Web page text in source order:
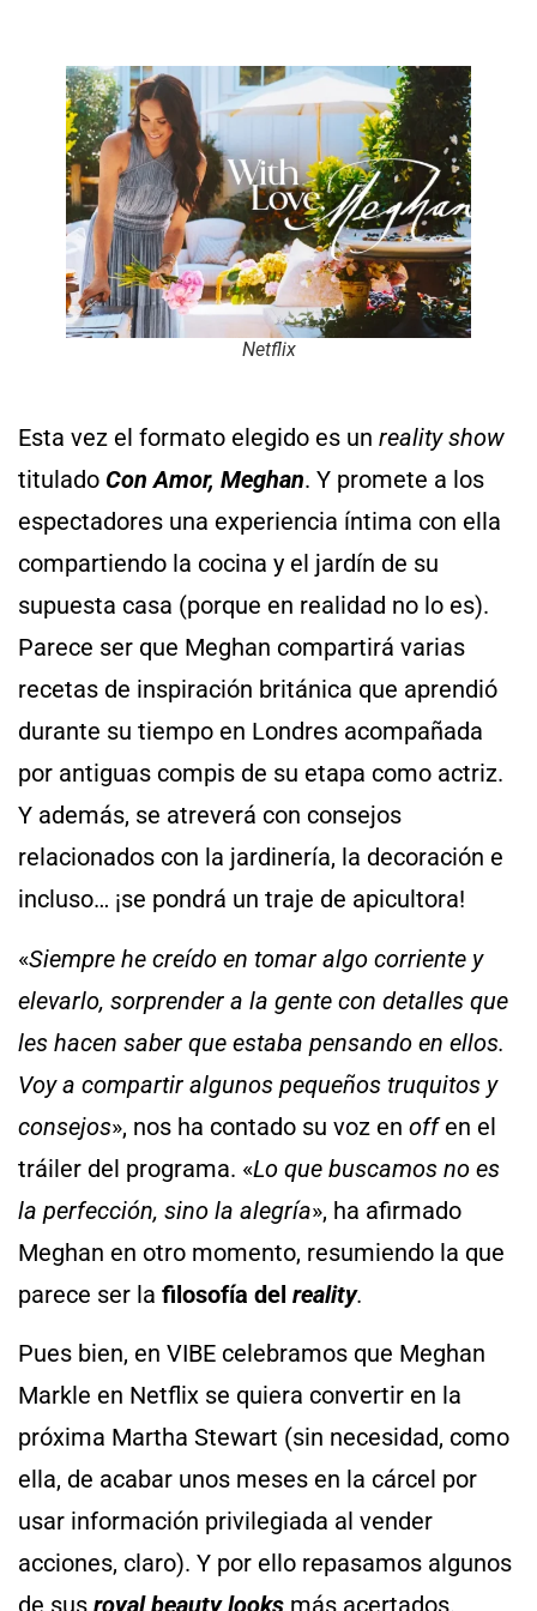
Netflix
Esta vez el formato elegido es un reality show
titulado Con Amor, Meghan. Y promete a los
espectadores una experiencia íntima con ella
compartiendo la cocina y el jardín de su
supuesta casa (porque en realidad no lo es).
Parece ser que Meghan compartirá varias
recetas de inspiración británica que aprendió
durante su tiempo en Londres acompañada
por antiguas compis de su etapa como actriz.
Y además, se atreverá con consejos
relacionados con la jardinería, la decoración e
incluso… ¡se pondrá un traje de apicultora!
«Siempre he creído en tomar algo corriente y
elevarlo, sorprender a la gente con detalles que
les hacen saber que estaba pensando en ellos.
Voy a compartir algunos pequeños truquitos y
consejos», nos ha contado su voz en offen el
tráiler del programa. «Lo que buscamos no es
la perfección, sino la alegría», ha afirmado
Meghan en otro momento, resumiendo la que
parece ser la filosofía del reality.
Pues bien, en VIBE celebramos que Meghan
Markle en Netflix se quiera convertir en la
próxima Martha Stewart (sin necesidad, como
ella, de acabar unos meses en la cárcel por
usar información privilegiada al vender
acciones, claro). Y por ello repasamos algunos
de sus royal beauty looks más acertados.